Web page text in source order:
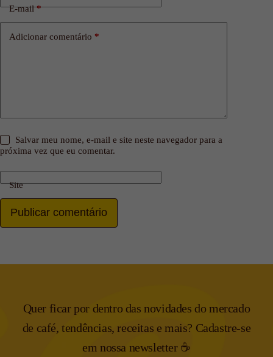
E-mail*
Adicionar comentário *
Salvar meu nome, e-mail e site neste navegador para a
próxima vez que eu comentar.
Site
Publicar comentário
Quer ficar por dentro das novidades do mercado
de café, tendências, receitas e mais? Cadastre-se
em nossa newsletter ☕